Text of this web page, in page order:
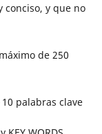
conciso, y que no
de 250
10 palabras clave